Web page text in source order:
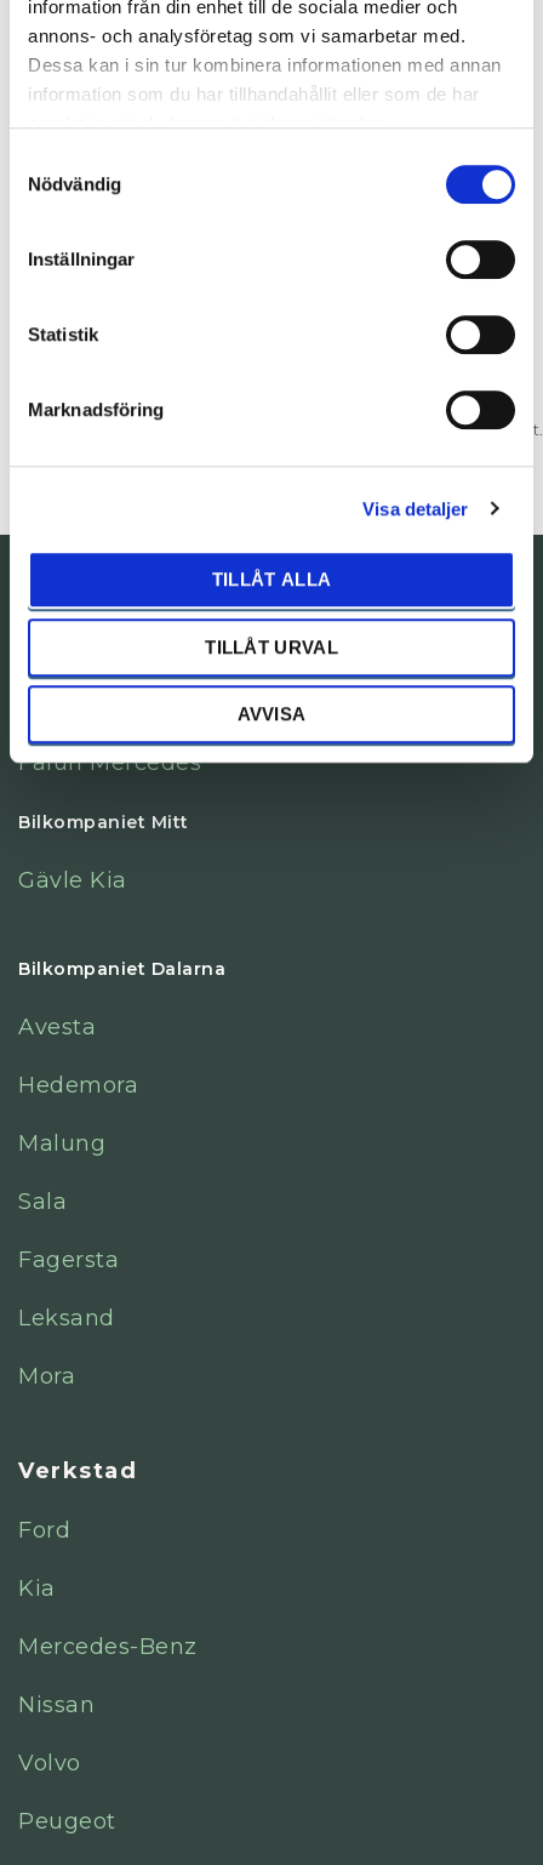
information från din enhet till de sociala medier och
annons- och analysföretag som vi samarbetar med.
Dessa kan i sin tur kombinera informationen med annan
information som du har tillhandahållit eller som de har
samlat in när du har använt deras tjänster.
Nödvändig
Inställningar
Statistik
Marknadsföring
Visa detaljer
TILLÅT ALLA
TILLÅT URVAL
AVVISA
EMIL MAGNUSSON
Tel: 0250-28863
ERIK SKOGLUND
Personlig Servicetekniker
Bilkompaniet Gävleborg
Falun Mercedes
Bilkompaniet Mitt
Gävle Kia
Bilkompaniet Dalarna
Avesta
Hedemora
Malung
Sala
Fagersta
Leksand
Mora
Verkstad
Ford
Kia
Mercedes-Benz
Nissan
Volvo
Peugeot